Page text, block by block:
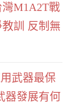
M1A2T戰
訓 反制無
武器最保
器發展有何